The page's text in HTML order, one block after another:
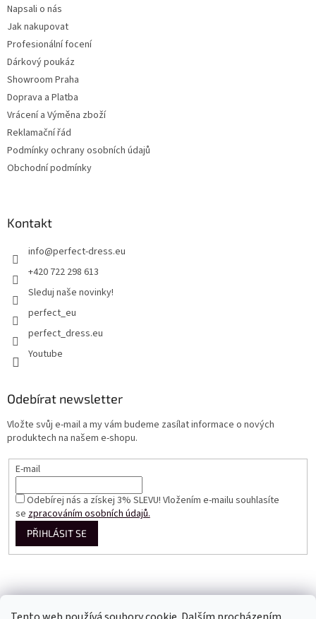
Napsali o nás
Jak nakupovat
Profesionální focení
Dárkový poukáz
Showroom Praha
Doprava a Platba
Vrácení a Výměna zboží
Reklamační řád
Podmínky ochrany osobních údajů
Obchodní podmínky
Kontakt
info@perfect-dress.eu
+420 722 298 613
Sleduj naše novinky!
perfect_eu
perfect_dress.eu
Youtube
Odebírat newsletter
Vložte svůj e-mail a my vám budeme zasílat informace o nových
produktech na našem e-shopu.
E-mail
Odebírej nás a získej 3% SLEVU! Vložením e-mailu souhlasíte
sezpracováním osobních údajů.
PŘIHLÁSIT SE